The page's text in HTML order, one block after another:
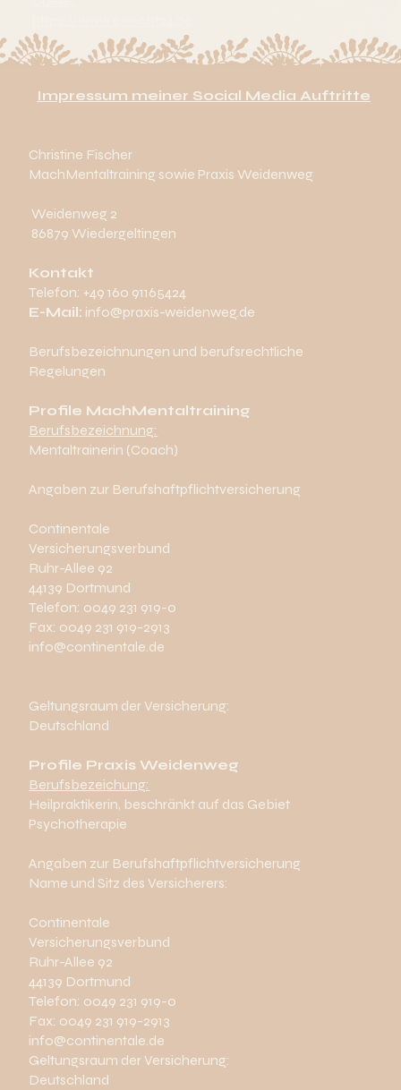
Impressum meiner Social Media Auftritte
Christine Fischer
MachMentaltraining sowie Praxis Weidenweg
Weidenweg 2
86879 Wiedergeltingen
Kontakt
Telefon: +49 160 91165424
E-Mail: info@praxis-weidenweg.de
Berufsbezeichnungen und berufsrechtliche
Regelungen
Profile MachMentaltraining
Berufsbezeichnung:
Mentaltrainerin (Coach)
Angaben zur Berufshaftpflichtversicherung
Continentale
Versicherungsverbund
Ruhr-Allee 92
44139 Dortmund
Telefon: 0049 231 919-0
Fax: 0049 231 919-2913
info@continentale.de
Geltungsraum der Versicherung:
Deutschland
Profile Praxis Weidenweg
Berufsbezeichung:
Heilpraktikerin, beschränkt auf das Gebiet
Psychotherapie
Angaben zur Berufshaftpflichtversicherung
Name und Sitz des Versicherers:
Continentale
Versicherungsverbund
Ruhr-Allee 92
44139 Dortmund
Telefon: 0049 231 919-0
Fax: 0049 231 919-2913
info@continentale.de
Geltungsraum der Versicherung:
Deutschland